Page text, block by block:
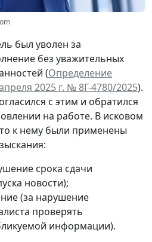
был уволен за
без уважительных
(Определение
2025 г. № 8Г-4780/2025).
с этим и обратился
на работе. В исковом
к нему были применены
срока сдачи
новости);
(за нарушение
проверять
информации).